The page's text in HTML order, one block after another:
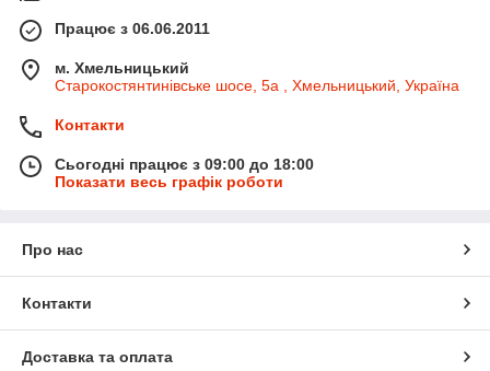
Працює з 06.06.2011
м. Хмельницький
Старокостянтинівське шосе, 5а , Хмельницький, Україна
Контакти
Сьогодні працює з 09:00 до 18:00
Показати весь графік роботи
Про нас
Контакти
Доставка та оплата